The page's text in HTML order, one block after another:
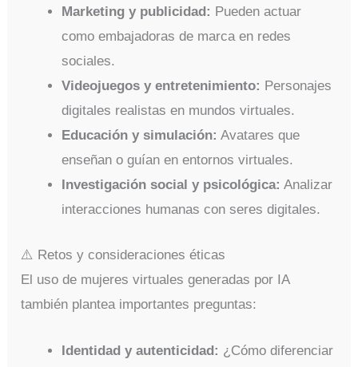
Marketing y publicidad: Pueden actuar
como embajadoras de marca en redes
sociales.
Videojuegos y entretenimiento: Personajes
digitales realistas en mundos virtuales.
Educación y simulación: Avatares que
enseñan o guían en entornos virtuales.
Investigación social y psicológica: Analizar
interacciones humanas con seres digitales.
⚠️ Retos y consideraciones éticas
El uso de mujeres virtuales generadas por IA
también plantea importantes preguntas:
Identidad y autenticidad: ¿Cómo diferenciar